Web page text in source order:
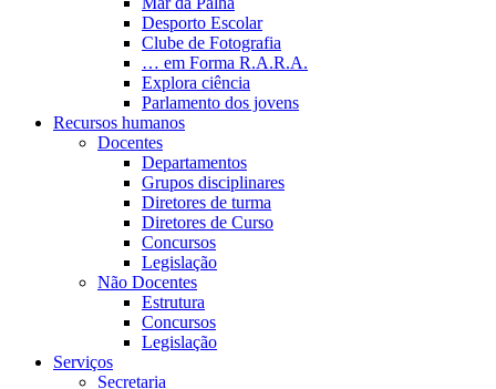
Desporto Escolar
Clube de Fotografia
… em Forma R.A.R.A.
Explora ciência
Parlamento dos jovens
Recursos humanos
Docentes
Departamentos
Grupos disciplinares
Diretores de turma
Diretores de Curso
Concursos
Legislação
Não Docentes
Estrutura
Concursos
Legislação
Serviços
Secretaria